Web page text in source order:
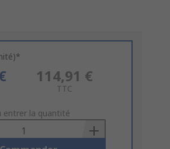
114,91 €
TTC
entrer la quantité